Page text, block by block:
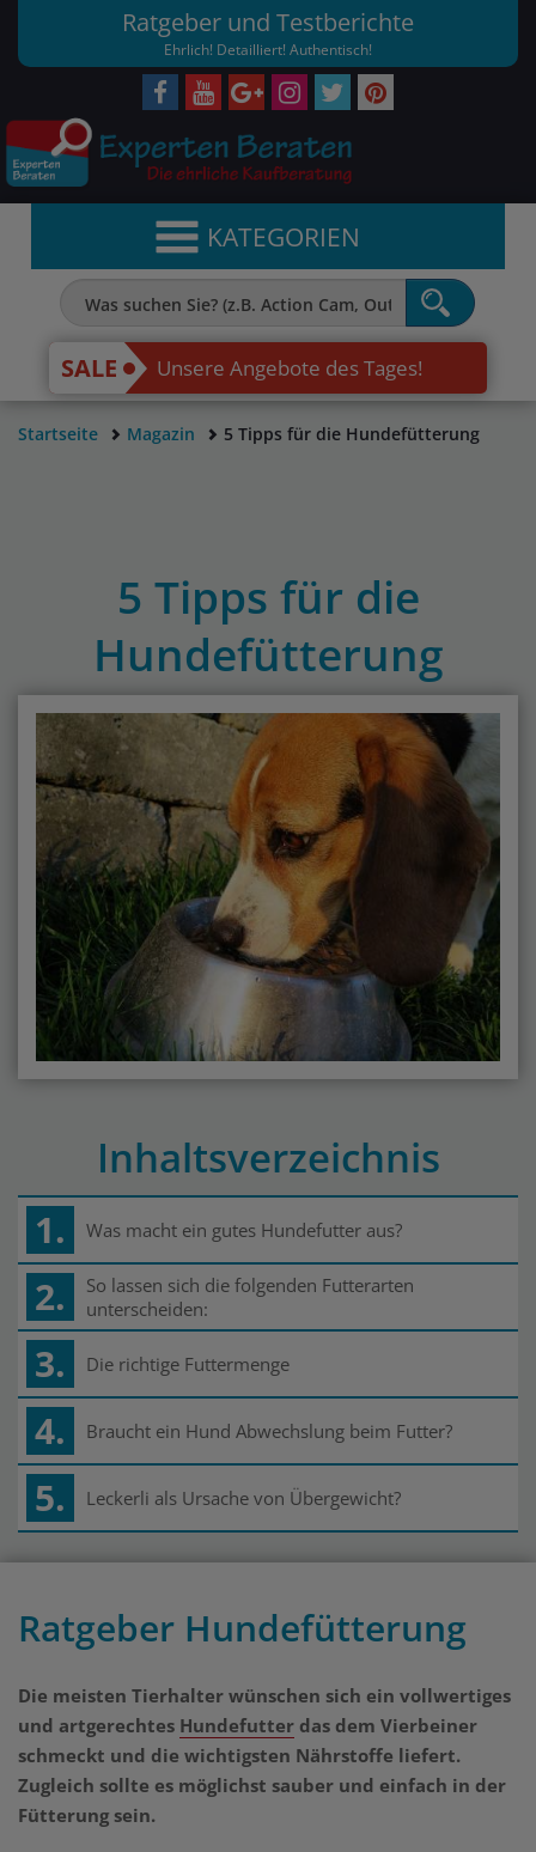
Ratgeber und Testberichte
Ehrlich! Detailliert! Authentisch!
KATEGORIEN
SALE Unsere Angebote des Tages!
Startseite Magazin 5 Tipps für die Hundefütterung
5 Tipps für die
Hundefütterung
Inhaltsverzeichnis
1. Was macht ein gutes Hundefutter aus?
2.
So lassen sich die folgenden Futterarten
unterscheiden:
3. Die richtige Futtermenge
4. Braucht ein Hund Abwechslung beim Futter?
5. Leckerli als Ursache von Übergewicht?
Ratgeber Hundefütterung
Die meisten Tierhalter wünschen sich ein vollwertiges
und artgerechtes Hundefutter das dem Vierbeiner
schmeckt und die wichtigsten Nährstoffe liefert.
Zugleich sollte es möglichst sauber und einfach in der
Fütterung sein.